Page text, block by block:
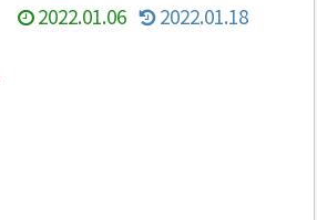
2022.01.06 2022.01.18